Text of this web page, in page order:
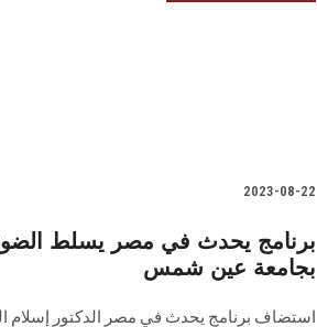
2023-08-22
برنامج يحدث في مصر يسلط الضوء
بجامعة عين شمس
استضاف برنامج يحدث في مصر الدكتور إسلام